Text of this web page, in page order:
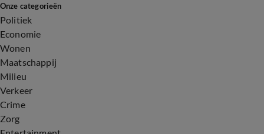
Onze categorieën
Politiek
Economie
Wonen
Maatschappij
Milieu
Verkeer
Crime
Zorg